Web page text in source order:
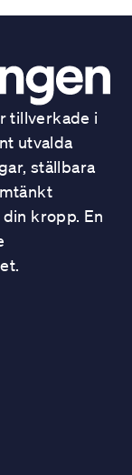
tillverkade i
utvalda
ställbara
kropp. En